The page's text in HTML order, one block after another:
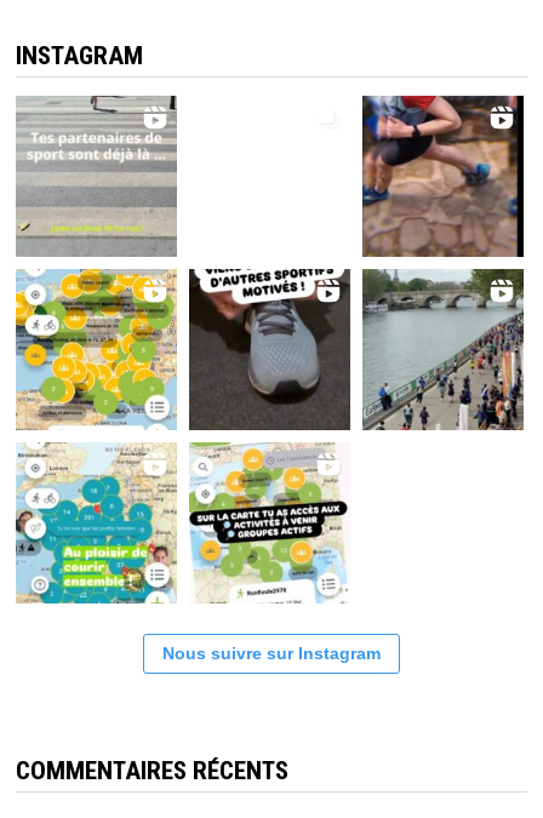
INSTAGRAM
Nous suivre sur Instagram
COMMENTAIRES RÉCENTS